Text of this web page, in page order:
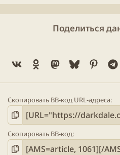
Поделиться
Vk Ok Mastodon
Bluesky
Скопировать BB-код URL-адреса
Скопировать BB-код